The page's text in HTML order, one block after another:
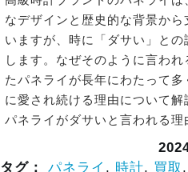
なデザインと歴史的な背景から
いますが、時に「ダサい」との
します。なぜそのように言わ
たパネライが長年にわたって多
に愛され続ける理由について解
パネライがダサいと言われる
タグ：
パネライ , 時計, 買取